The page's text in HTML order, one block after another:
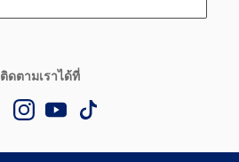
ติดตามเราได้ที่